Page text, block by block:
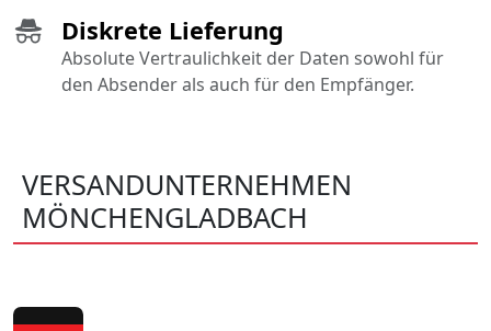
Diskrete Lieferung
Absolute Vertraulichkeit der Daten sowohl für
den Absender als auch für den Empfänger.
VERSANDUNTERNEHMEN
MÖNCHENGLADBACH